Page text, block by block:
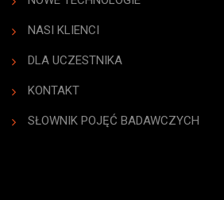
NASI KLIENCI
DLA UCZESTNIKA
KONTAKT
SŁOWNIK POJĘĆ BADAWCZYCH